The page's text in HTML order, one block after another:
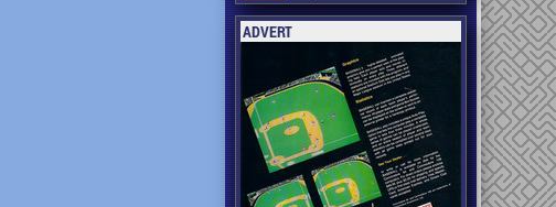
ADVERT